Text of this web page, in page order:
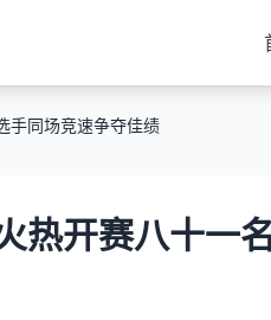
手同场竞速争夺佳绩
热开赛八十一